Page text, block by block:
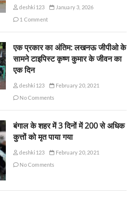
deshki123
January 3, 2026
1 Comment
एक प्रकार का अंतिम: लखनऊ जीपीओ के
सामने टाइपिस्ट कृष्ण कुमार के जीवन का
एक दिन
deshki123
February 20, 2021
No Comments
बंगाल के शहर में 3 दिनों में 200 से अधिक
कुत्तों को मृत पाया गया
deshki123
February 20, 2021
No Comments